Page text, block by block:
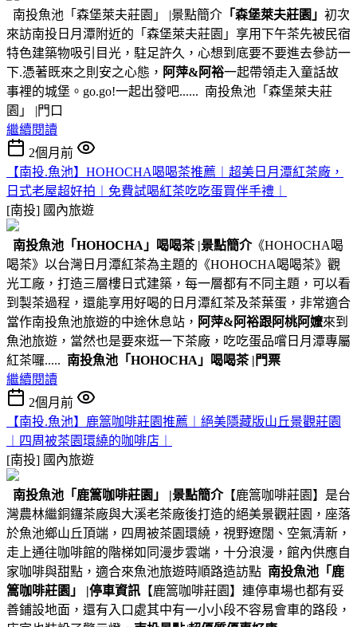
南投魚池「森堡萊夫莊園」 |景點簡介 「森堡萊夫莊園」 初次
來訪南投日月潭附近的「森堡萊夫莊園」享用下午茶先被民宿
特色建築物吸引目光，駐足許久，心想到底要不要進去參訪一
下.憑著既來之則安之心態， 阿萍&阿裕一起帶領走入童話故
事裡的城堡。go.go!一起出發吧...... 南投魚池「森堡萊夫莊
園」 |門口
繼續閱讀
2個月前
【南投.魚池】HOHOCHA喝喝茶推薦︱超美日月潭紅茶廠，
日式老屋超好拍︱免費試喝紅茶吃吃蛋買伴手禮︱
[南投] 國內旅遊
南投魚池 「HOHOCHA」喝喝茶 |景點簡介《HOHOCHA喝
喝茶》以台灣日月潭紅茶為主題的《HOHOCHA喝喝茶》觀
光工廠，打造三層樓日式建築，每一層都有不同主題，可以看
到製茶過程，還能享用好喝的日月潭紅茶及茶葉蛋，非常適合
當作南投魚池旅遊的中途休息站， 阿萍&阿裕跟阿桃阿嬤來到
魚池旅遊，當然也是要來逛一下茶廠，吃吃蛋品嚐日月潭專屬
紅茶囉..... 南投魚池 「HOHOCHA」喝喝茶 |門票
繼續閱讀
2個月前
【南投.魚池】鹿篙咖啡莊園推薦︱絕美隱藏版山丘景觀莊園
︱四周被茶園環繞的咖啡店︱
[南投] 國內旅遊
南投魚池 「鹿篙咖啡莊園」 |景點簡介【鹿篙咖啡莊園】是台
灣農林繼銅鑼茶廠與大溪老茶廠後打造的絕美景觀莊園，座落
於魚池鄉山丘頂端，四周被茶園環繞，視野遼闊、空氣清新，
走上通往咖啡館的階梯如同漫步雲端，十分浪漫，館內供應自
家咖啡與甜點，適合來魚池旅遊時順路造訪點 南投魚池 「鹿
篙咖啡莊園」
|停車資訊 【鹿篙咖啡莊園】連停車場也都有妥
善鋪設地面，還有入口處其中有一小小段不容易會車的路段，